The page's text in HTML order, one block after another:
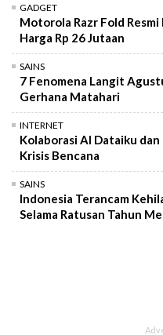
GADGET
Motorola Razr Fold
Harga Rp 26 Jutaan
SAINS
7 Fenomena Langit
Gerhana Matahari
INTERNET
Kolaborasi AI Dataiku
Krisis Bencana
SAINS
Indonesia Terancam
Selama Ratusan Tahun